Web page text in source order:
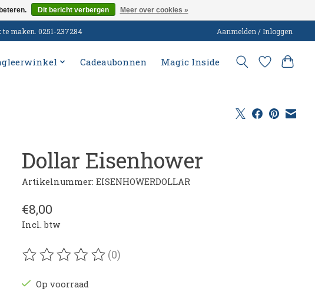
maken. 0251-237284 Aanmelden / Inloggen
Cadeaubonnen Magic Inside
Dollar Eisenhower
Artikelnummer: EISENHOWERDOLLAR
€8,00
Incl. btw
De beoordeling van dit product is
(0)
Op voorraad
Dit bericht verbergen Meer over cookies »